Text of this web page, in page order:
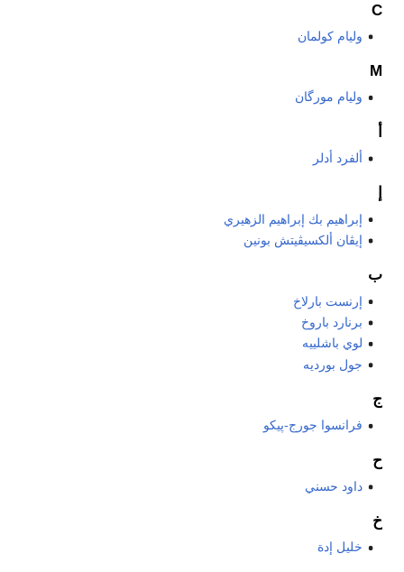
C
وليام كولمان
M
وليام مورگان
ألفرد أدلر
إ
إبراهيم بك إبراهيم الزهيري
إيڤان ألكسيڤيتش بونين
ب
إرنست بارلاخ
برنارد باروخ
لوي باشلييه
جول بورديه
ج
فرانسوا جورج-پيكو
ح
داود حسني
خ
خليل إدة